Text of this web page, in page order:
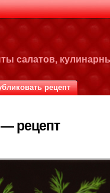
салатов,
рецепт
рецепт